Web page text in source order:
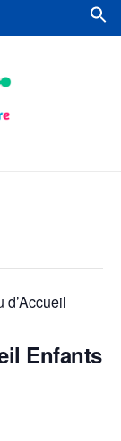
d’Accueil
Enfants